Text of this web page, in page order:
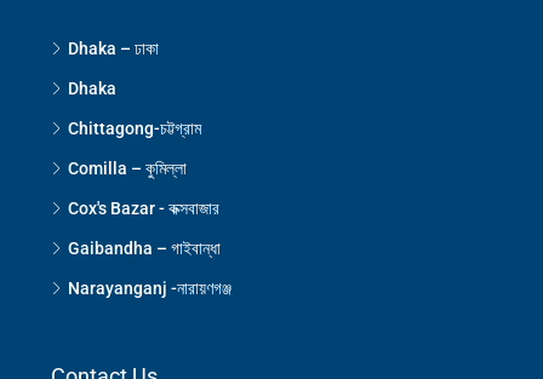
Dhaka – ঢাকা
Dhaka
Chittagong-চট্টগ্রাম
Comilla – কুমিল্লা
Cox's Bazar - কক্সবাজার
Gaibandha – গাইবান্ধা
Narayanganj -নারায়ণগঞ্জ